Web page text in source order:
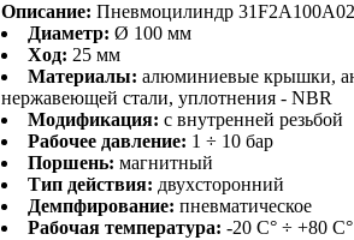
Описание: Пневмоцилиндр
Диаметр: Ø 100 мм
Ход: 25 мм
Материалы: алюминиевые крышки,
нержавеющей стали, уплотнения - NBR
Модификация: с внутренней резьбой
Рабочее давление: 1 ÷ 10 бар
Поршень: магнитный
Тип действия: двухсторонний
Демпфирование: пневматическое
Рабочая температура: -20 С° ÷ +80 С°